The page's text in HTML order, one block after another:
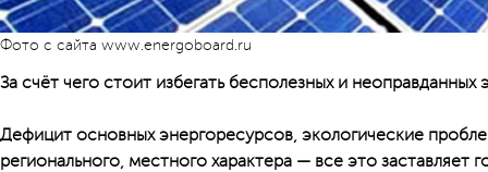
Фото с сайта www.energoboard.ru
За счёт чего стоит избегать бесполезных и неоправданных
Дефицит основных энергоресурсов, экологические
регионального, местного характера — все это заставляет